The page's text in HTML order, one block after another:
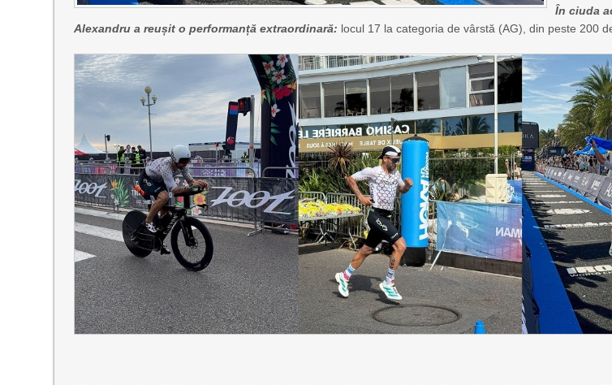
În ciuda
Alexandru a reușit o performanță extraordinară: locul 17 la categoria de vârstă (AG), din peste 200